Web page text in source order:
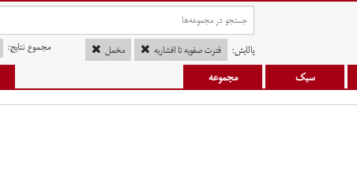
پالایش: فترت صفویه تا افشاریه مخمل مجموع نتایج:
سبک مجموعه